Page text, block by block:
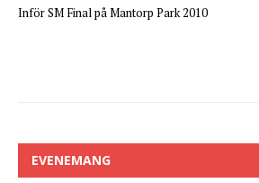
Inför SM Final på Mantorp Park 2010
EVENEMANG